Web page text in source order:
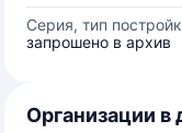
Серия, тип
запрошено в архив
Организации в